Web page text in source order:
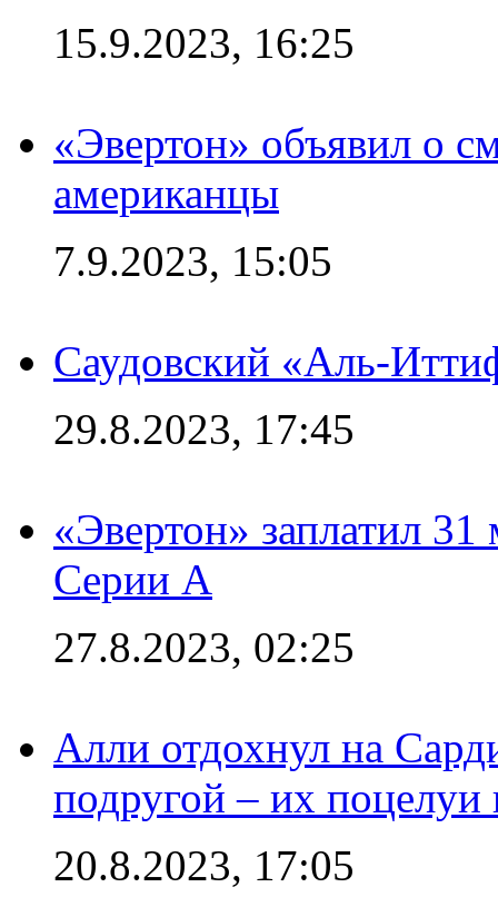
15.9.2023, 16:25
«Эвертон» объявил о
американцы
7.9.2023, 15:05
Саудовский «Аль-
29.8.2023, 17:45
«Эвертон» заплатил
Серии А
27.8.2023, 02:25
Алли отдохнул на
подругой – их поцелуи
20.8.2023, 17:05